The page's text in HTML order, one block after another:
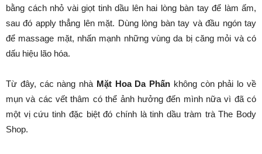
bằng cách nhỏ vài giọt tinh dầu lên hai lòng bàn tay để làm ấm,
sau đó apply thẳng lên mặt. Dùng lòng bàn tay và đầu ngón tay
để massage mặt, nhấn mạnh những vùng da bị căng mỏi và có
dấu hiệu lão hóa.
Từ đây, các nàng nhà Mặt Hoa Da Phấn không còn phải lo về
mụn và các vết thâm có thể ảnh hưởng đến mình nữa vì đã có
một vị cứu tinh đặc biệt đó chính là tinh dầu tràm trà The Body
Shop.